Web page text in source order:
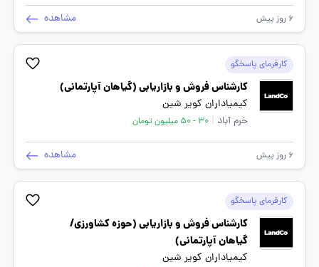
6 روز پیش مشاهده
کارفرمای پاسخگو
کارشناس فروش و بازاریابی (گیاهان آپارتمانی)
کیمیاداران کویر شین
خرم آباد | 30 - 50 میلیون تومان
6 روز پیش مشاهده
کارفرمای پاسخگو
کارشناس فروش و بازاریابی (حوزه کشاورزی/
گیاهان آپارتمانی)
کیمیاداران کویر شین